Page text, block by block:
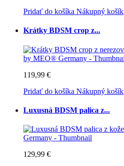
Pridať do košíka Nákupný košík
Krátky BDSM crop z...
119,99 €
Pridať do košíka Nákupný košík
Luxusná BDSM palica z...
129,99 €